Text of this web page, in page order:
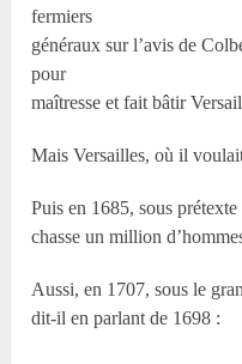
fermiers
généraux sur l’avis de
pour
maîtresse et fait bâtir
Mais Versailles, où il
Puis en 1685, sous
chasse un million
Aussi, en 1707, sous le
dit-il en parlant de 1698 :